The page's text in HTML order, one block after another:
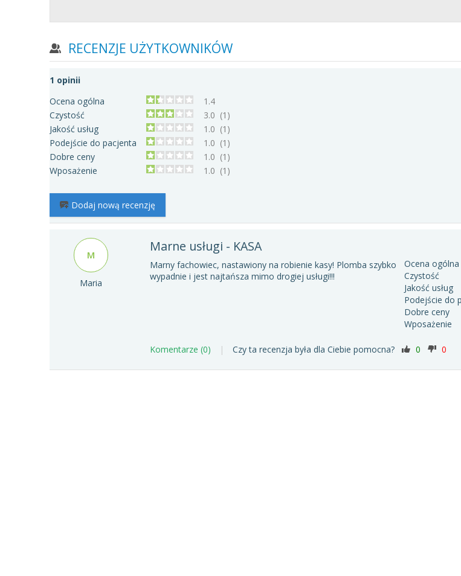
RECENZJE UŻYTKOWNIKÓW
1 opinii
Ocena ogólna
1.4
Czystość
3.0 (1)
Jakość usług
1.0 (1)
Podejście do pacjenta
1.0 (1)
Dobre ceny
1.0 (1)
Wposażenie
1.0 (1)
Dodaj nową recenzję
Marne usługi - KASA
Ocena ogólna
Czystość
Jakość usług
Podejście do
Dobre ceny
Wposażenie
Marny fachowiec, nastawiony na robienie kasy! Plomba szybko
wypadnie i jest najtańsza mimo drogiej usługi!!!
M
Maria
Komentarze (0) | Czy ta recenzja była dla Ciebie pomocna? 0 0